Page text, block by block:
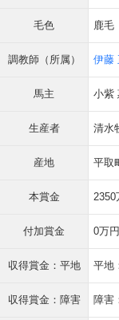
毛色 鹿毛
調教師（所属） 伊藤
馬主 小紫
生産者 清水
産地 平取
本賞金 2350
付加賞金 0万円
収得賞金：平地 平地
収得賞金：障害 障害